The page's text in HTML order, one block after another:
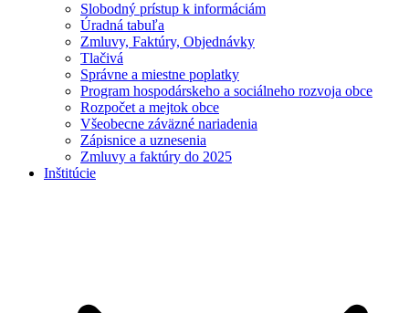
Slobodný prístup k informáciám
Úradná tabuľa
Zmluvy, Faktúry, Objednávky
Tlačivá
Správne a miestne poplatky
Program hospodárskeho a sociálneho rozvoja obce
Rozpočet a mejtok obce
Všeobecne záväzné nariadenia
Zápisnice a uznesenia
Zmluvy a faktúry do 2025
Inštitúcie